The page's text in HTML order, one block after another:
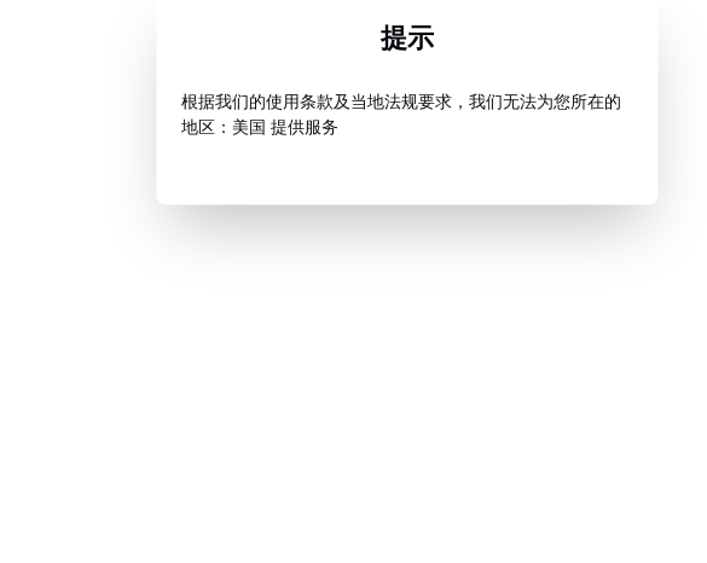
提示
根据我们的使用条款及当地法规要求，我们无法为您所在的
地区：美国 提供服务